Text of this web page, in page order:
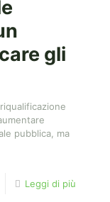
gli
pubblica, ma
Leggi di più